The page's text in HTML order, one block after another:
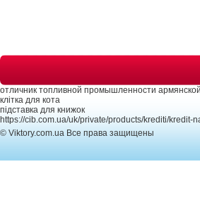
отличник топливной промышленности армянской
клітка для кота
підставка для книжок
https://cib.com.ua/uk/private/products/krediti/
© Viktory.com.ua Все права защищены